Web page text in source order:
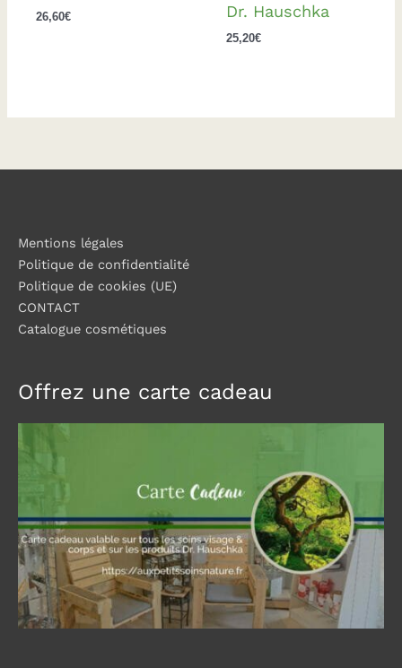
26,60€
Dr. Hauschka
25,20€
Mentions légales
Politique de confidentialité
Politique de cookies (UE)
CONTACT
Catalogue cosmétiques
Offrez une carte cadeau